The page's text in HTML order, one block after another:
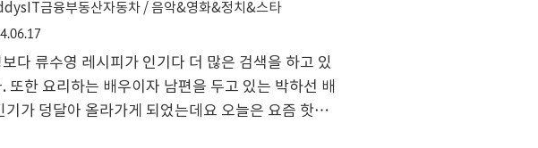
2016년부터 모터쇼와 오토 살롱등에서 해오고 있었
년 10월부터는 해르니와 청월이라는 BJ 이름을 가지
콘텐츠를 대량으로 업로드를 하면서 대중의 관심을
인터넷 방송인으로 23년에는 onlyfans에 수위가 높
금융부동산자동차 / 음악&영화&정치&스타
다 류수영 레시피가 인기다 더 많은 검색을 하고 있
또한 요리하는 배우이자 남편을 두고 있는 박하선 배
기가 덩달아 올라가게 되었는데요 오늘은 요즘 핫한